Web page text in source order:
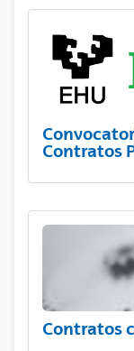
Contratos
Contratos